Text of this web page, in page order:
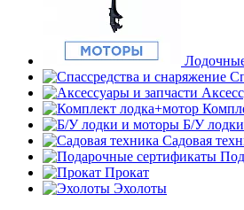
Б/У
Садовая
Прокат
Эхолоты